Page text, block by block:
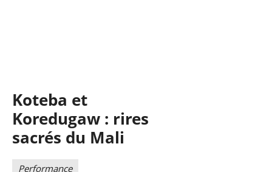
Koteba et
Koredugaw : rires
sacrés du Mali
Performance